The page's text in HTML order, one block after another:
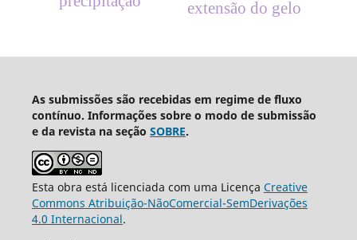
extensão do gelo
As submissões são recebidas em regime de fluxo
contínuo. Informações sobre o modo de submissão
e da revista na seção SOBRE.
Esta obra está licenciada com uma Licença Creative
Commons Atribuição-NãoComercial-SemDerivações
4.0 Internacional.